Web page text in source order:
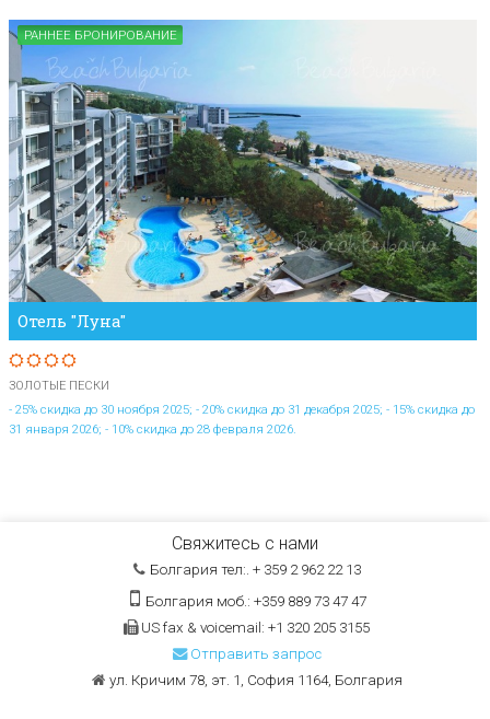
РАННЕЕ БРОНИРОВАНИЕ
Отель "Луна"
ЗОЛОТЫЕ ПЕСКИ
- 25% скидка до 30 ноября 2025; - 20% скидка до 31 декабря 2025; - 15% скидка до
31 января 2026; - 10% скидка до 28 февраля 2026.
Свяжитесь с нами
Болгария тел:. + 359 2 962 22 13
Болгария моб.: +359 889 73 47 47
US fax & voicemail: +1 320 205 3155
Отправить запрос
ул. Кричим 78, эт. 1, София 1164, Болгария